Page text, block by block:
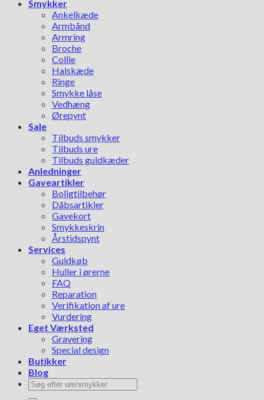
Smykker
Ankelkæde
Armbånd
Armring
Broche
Collie
Halskæde
Ringe
Smykke låse
Vedhæng
Ørepynt
Sale
Tilbuds smykker
Tilbuds ure
Tilbuds guldkæder
Anledninger
Gaveartikler
Boligtilbehør
Dåbsartikler
Gavekort
Smykkeskrin
Årstidspynt
Services
Guldkøb
Huller i ørerne
FAQ
Reparation
Verifikation af ure
Vurdering
Eget Værksted
Gravering
Special design
Butikker
Blog
Søg
efter: